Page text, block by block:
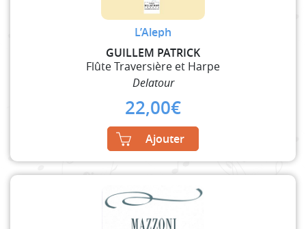
L’Aleph
GUILLEM PATRICK
Flûte Traversière et Harpe
Delatour
22,00€
Ajouter